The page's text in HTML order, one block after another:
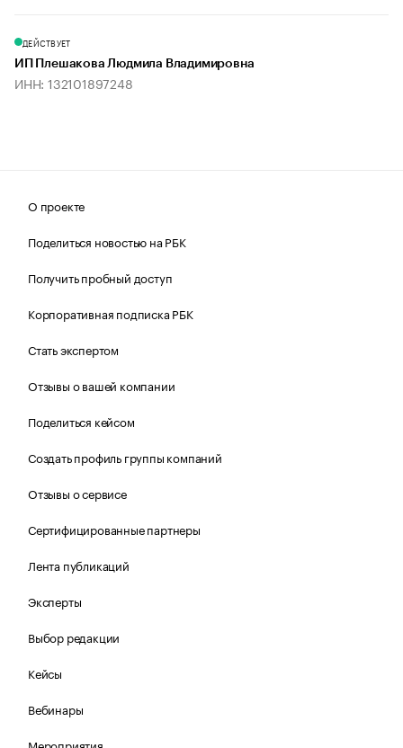
ДЕЙСТВУЕТ
ИП Плешакова Людмила Владимировна
ИНН: 132101897248
О проекте
Поделиться новостью на РБК
Получить пробный доступ
Корпоративная подписка РБК
Стать экспертом
Отзывы о вашей компании
Поделиться кейсом
Создать профиль группы компаний
Отзывы о сервисе
Сертифицированные партнеры
Лента публикаций
Эксперты
Выбор редакции
Кейсы
Вебинары